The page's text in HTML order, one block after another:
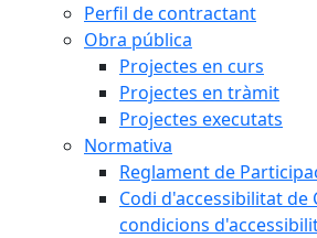
Perfil de contractant
Obra pública
Projectes en curs
Projectes en tràmit
Projectes executats
Normativa
Reglament de
Codi d'accessibilitat de
condicions